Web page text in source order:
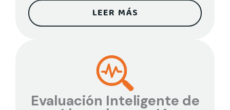
LEER MÁS
Evaluación Inteligente de